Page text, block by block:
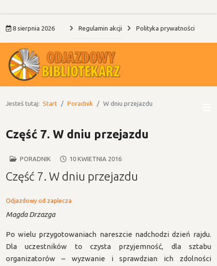
8 sierpnia 2026 Regulamin akcji Polityka prywatności
Jesteś tutaj: Start Poradnik W dniu przejazdu
Część 7. W dniu przejazdu
PORADNIK 10 KWIETNIA 2016
Część 7. W dniu przejazdu
Odjazdowy od zaplecza
Magda Drzazga
Po wielu przygotowaniach nareszcie nadchodzi dzień rajdu.
Dla uczestników to czysta przyjemność, dla sztabu
organizatorów – wyzwanie i sprawdzian ich zdolności